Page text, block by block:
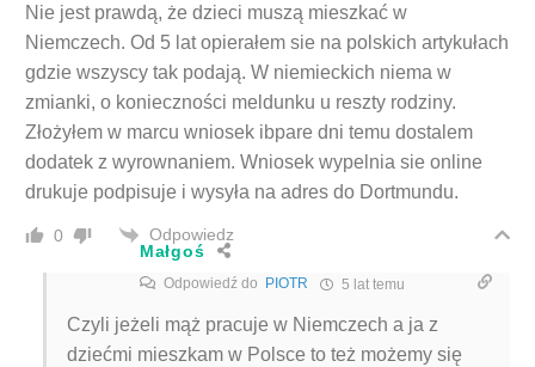
Nie jest prawdą, że dzieci muszą mieszkać w
Niemczech. Od 5 lat opierałem sie na polskich artykułach
gdzie wszyscy tak podają. W niemieckich niema w
zmianki, o konieczności meldunku u reszty rodziny.
Złożyłem w marcu wniosek ibpare dni temu dostalem
dodatek z wyrownaniem. Wniosek wypelnia sie online
drukuje podpisuje i wysyła na adres do Dortmundu.
0
Odpowiedz
Małgoś
Odpowiedź do PIOTR 5 lat temu
Czyli jeżeli mąż pracuje w Niemczech a ja z
dziećmi mieszkam w Polsce to też możemy się